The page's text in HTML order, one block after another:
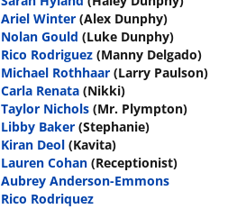
Ariel Winter (Alex Dunphy)
Nolan Gould (Luke Dunphy)
Rico Rodriguez (Manny Delgado)
Michael Rothhaar (Larry Paulson)
Carla Renata (Nikki)
Taylor Nichols (Mr. Plympton)
Libby Baker (Stephanie)
Kiran Deol (Kavita)
Lauren Cohan (Receptionist)
Aubrey Anderson-Emmons
Rico Rodriquez